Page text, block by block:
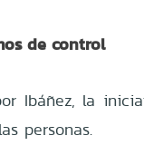
de control
Ibáñez, la
personas.